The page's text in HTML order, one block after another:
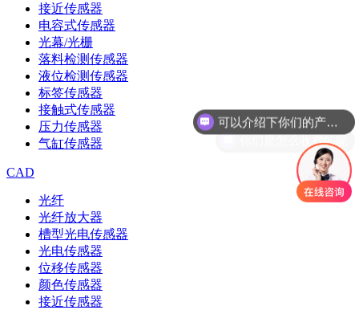
接近传感器
电容式传感器
光幕/光栅
落料检测传感器
液位检测传感器
标签传感器
接触式传感器
压力传感器
气缸传感器
CAD
光纤
光纤放大器
槽型光电传感器
光电传感器
位移传感器
颜色传感器
接近传感器
你们是怎么收费的呢